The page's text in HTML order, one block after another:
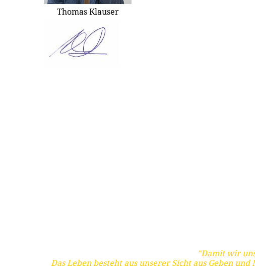
Thomas Klauser
"Damit wir
Das Leben besteht aus unserer Sicht aus Geben